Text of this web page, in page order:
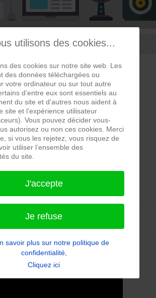
utilisons des cookies...
des cookies sur notre site web. Les
des données téléchargées ou
votre ordinateur ou sur tout autre
d’entre eux sont essentiels au
du site et d’autres nous aident à
site et l’expérience utilisateur
Vous pouvez décider vous-
autorisez ou non ces cookies. Merci
si vous les rejetez, vous risquez de
utiliser l’ensemble des
du site.
J'accepte
Je refuse
savoir plus sur notre politique de
confidentialité,
Cliquez ici